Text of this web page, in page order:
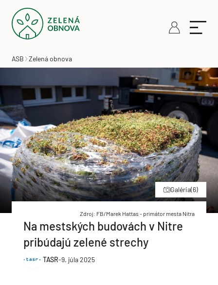
ASB Zelená obnova
Galéria(6)
Zdroj: FB/Marek Hattas - primátor mesta Nitra
Na mestských budovách v Nitre
pribúdajú zelené strechy
TASR-9. júla 2025